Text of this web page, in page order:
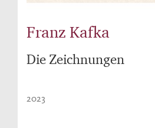
Franz Kafka
Die Zeichnungen
2023